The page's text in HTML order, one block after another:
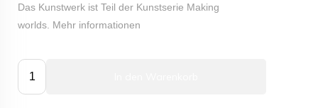
Das Kunstwerk ist Teil der Kunstserie Making
worlds. Mehr informationen